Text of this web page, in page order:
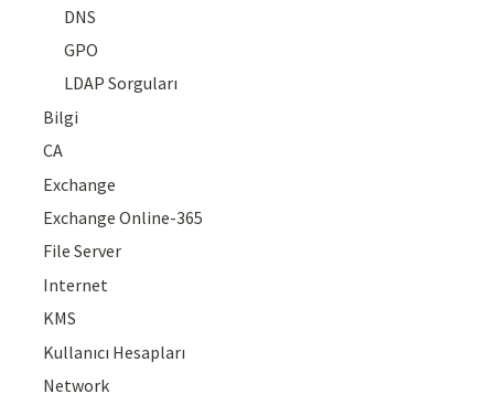
DNS
GPO
LDAP Sorguları
Bilgi
CA
Exchange
Exchange Online-365
File Server
Internet
KMS
Kullanıcı Hesapları
Network